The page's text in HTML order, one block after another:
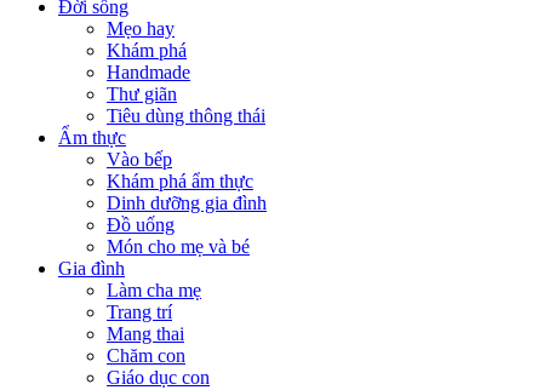
Đời sống
Mẹo hay
Khám phá
Handmade
Thư giãn
Tiêu dùng thông thái
Ẩm thực
Vào bếp
Khám phá ẩm thực
Dinh dưỡng gia đình
Đồ uống
Món cho mẹ và bé
Gia đình
Làm cha mẹ
Trang trí
Mang thai
Chăm con
Giáo dục con